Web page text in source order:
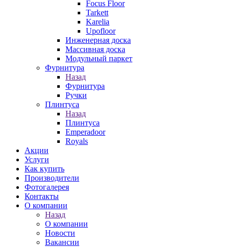
Focus Floor
Tarkett
Karelia
Upofloor
Инженерная доска
Массивная доска
Модульный паркет
Фурнитура
Назад
Фурнитура
Ручки
Плинтуса
Назад
Плинтуса
Emperadoor
Royals
Акции
Услуги
Как купить
Производители
Фотогалерея
Контакты
О компании
Назад
О компании
Новости
Вакансии